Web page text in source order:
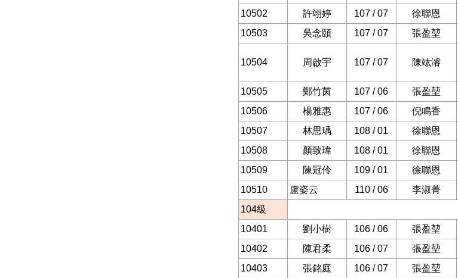
10502
許翊婷 107 / 07 徐聯恩
10503
吳念頤 107 / 07 張盈堃
10504 周啟宇 107 / 07 陳竑濬
10505
鄭竹茵 107 / 06 張盈堃
10506
楊雅惠 107 / 06 倪鳴香
10507
林思瑀 108 / 01 徐聯恩
10508
顏致瑋 108 / 01 徐聯恩
10509
陳冠伶 109 / 01 徐聯恩
10510
盧姿云 110 / 06 李淑菁
104級
10401
劉小樹 106 / 06 張盈堃
10402
陳君柔 106 / 07 張盈堃
10403
張銘庭 106 / 07 張盈堃